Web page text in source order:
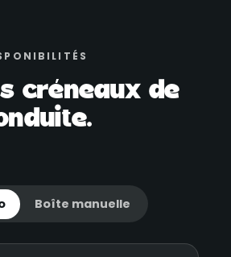
créneaux de
Boîte manuelle